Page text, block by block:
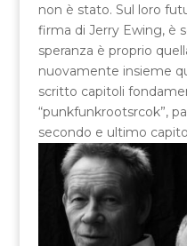
non è stato. Sul loro
firma di Jerry Ewing, è
speranza è proprio
nuovamente insieme
scritto capitoli
“punkfunkrootsrcok”,
secondo e ultimo